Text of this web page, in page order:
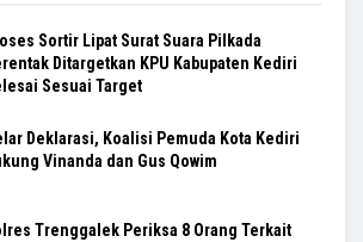
Sortir Lipat Surat Suara Pilkada
Ditargetkan KPU Kabupaten Kediri
Sesuai Target
Deklarasi, Koalisi Pemuda Kota Kediri
Vinanda dan Gus Qowim
Trenggalek Periksa 8 Orang Terkait